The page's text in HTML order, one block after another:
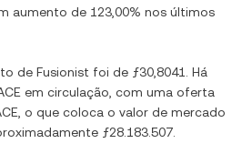
aumento de 123,00% nos últimos
de Fusionist foi de ƒ30,8041
. Há
em circulação, com uma oferta
, o que coloca o valor de mercado
ƒ28.183.507